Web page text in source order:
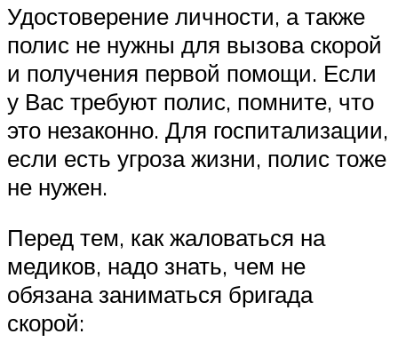
Удостоверение личности, а также
полис не нужны для вызова скорой
и получения первой помощи. Если
у Вас требуют полис, помните, что
это незаконно. Для госпитализации,
если есть угроза жизни, полис тоже
не нужен.
Перед тем, как жаловаться на
медиков, надо знать, чем не
обязана заниматься бригада
скорой: